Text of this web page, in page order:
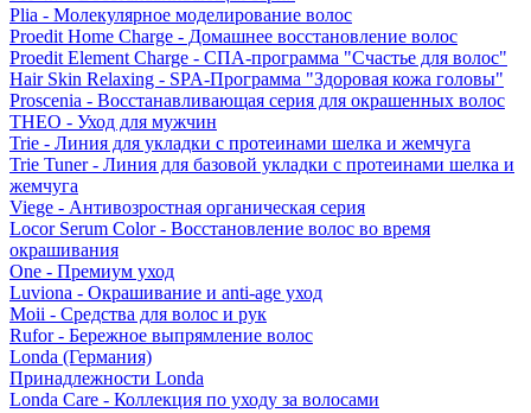
Plia - Молекулярное моделирование волос
Proedit Home Charge - Домашнее восстановление волос
Proedit Element Charge - СПА-программа "Счастье для волос"
Hair Skin Relaxing - SPA-Программа "Здоровая кожа головы"
Proscenia - Восстанавливающая серия для окрашенных волос
THEO - Уход для мужчин
Trie - Линия для укладки с протеинами шелка и жемчуга
Trie Tuner - Линия для базовой укладки с протеинами шелка и
жемчуга
Viege - Антивозростная органическая серия
Locor Serum Color - Восстановление волос во время
окрашивания
One - Премиум уход
Luviona - Окрашивание и anti-age уход
Moii - Средства для волос и рук
Rufor - Бережное выпрямление волос
Londa (Германия)
Принадлежности Londa
Londa Care - Коллекция по уходу за волосами